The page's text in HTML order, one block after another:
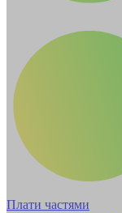
Плати частями